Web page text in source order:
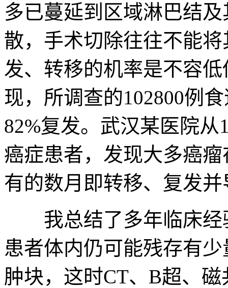
多已蔓延到区域淋巴结
散，手术切除往往不能
发、转移的机率是不容
现，所调查的102800例
82%复发。武汉某医院
癌症患者，发现大多癌
有的数月即转移、复发
我总结了多年临床经
患者体内仍可能残存有
肿块，这时CT、B超、